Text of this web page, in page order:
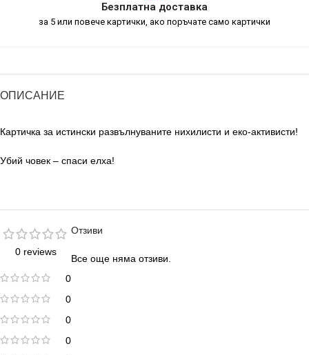
Безплатна доставка
за 5 или повече картички, ако поръчате само картички
ОПИСАНИЕ
Картичка за истински развълнуваните нихилисти и еко-активисти!
Убий човек – спаси елха!
0 reviews
0
0
0
0
Отзиви
Все още няма отзиви.